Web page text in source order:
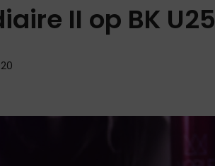
II op BK U25